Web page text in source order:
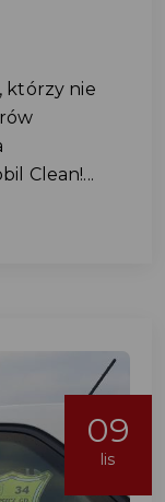
którzy nie
Clean!...
09
lis